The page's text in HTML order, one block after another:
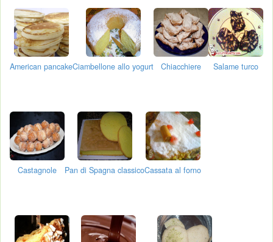
American pancakeCiambellone allo yogurt Chiacchiere Salame turco
Castagnole Pan di Spagna classicoCassata al forno